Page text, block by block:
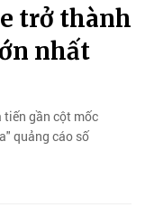
trở thành
nhất
tiến gần cột mốc
quảng cáo số